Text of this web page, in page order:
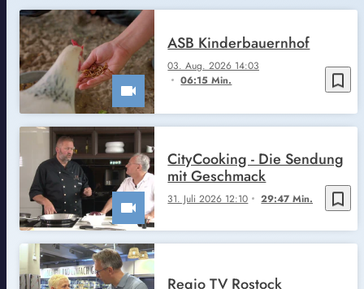
bookmark_border
03. Aug. 2026 14:03
06:15 Min.
ASB Kinderbauernhof
bookmark_border
31. Juli 2026 12:10 29:47 Min.
CityCooking - Die Sendung
mit Geschmack
Regio TV Rostock